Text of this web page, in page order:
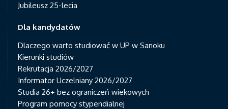
Jubileusz 25-lecia
Dla kandydatów
Dlaczego warto studiować w UP w Sanoku
Kierunki studiów
Rekrutacja 2026/2027
Informator Uczelniany 2026/2027
Studia 26+ bez ograniczeń wiekowych
Program pomocy stypendialnej